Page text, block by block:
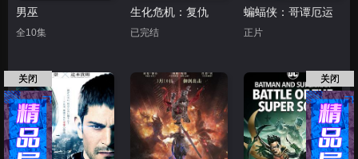
男巫
全10集
生化危机：复仇
已完结
蝙蝠侠：哥谭厄运
正片
关闭 关闭